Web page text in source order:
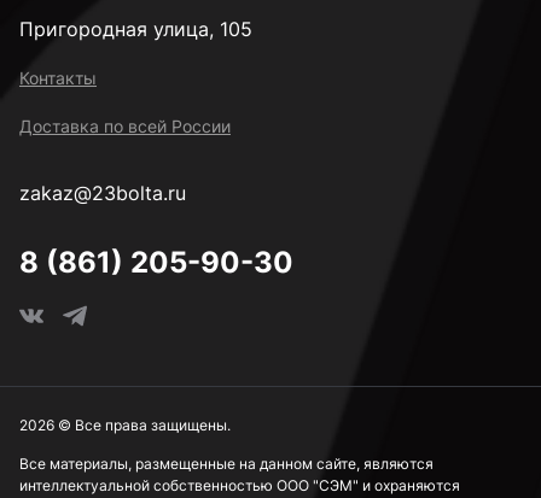
Пригородная улица, 105
Контакты
Доставка по всей России
zakaz@23bolta.ru
8 (861) 205-90-30
Все материалы, размещенные на данном сайте, являются
интеллектуальной собственностью ООО "СЭМ" и охраняются
2026 © Все права защищены.